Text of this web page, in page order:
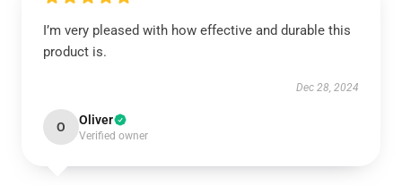
I’m very pleased with how effective and durable this
product is.
Dec 28, 2024
O Oliver
Verified owner